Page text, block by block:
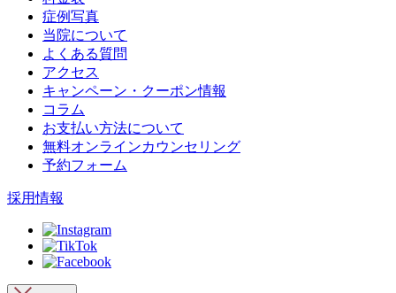
症例写真
当院について
よくある質問
アクセス
キャンペーン・クーポン情報
コラム
お支払い方法について
無料オンラインカウンセリング
予約フォーム
採用情報